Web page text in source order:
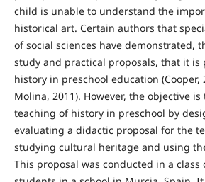
child is unable to understand the
historical art. Certain authors that
of social sciences have demonstrated,
study and practical proposals, that it is
history in preschool education (Cooper,
Molina, 2011). However, the objective
teaching of history in preschool by
evaluating a didactic proposal for the
studying cultural heritage and using
This proposal was conducted in a class